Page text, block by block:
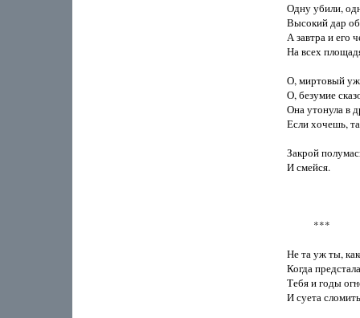
Одну убили,
Высокий дар
А завтра и его
На всех
О, миртовый
О, безумие
Она утонула в
Если хочешь,
Закрой
И смейся.
           ***
Не та уж ты,
Когда
Тебя и годы
И суета